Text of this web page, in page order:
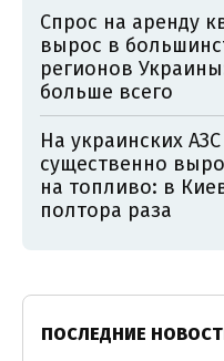
Спрос на аренду
вырос в
регионов
больше всего
На украинских АЗС
существенно
на топливо: в
полтора раза
ПОСЛЕДНИЕ